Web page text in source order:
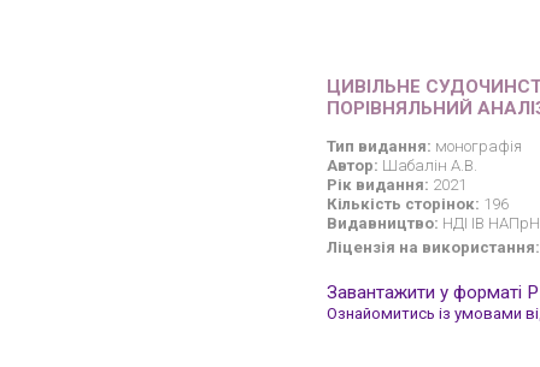
ЦИВІЛЬНЕ
ПОРІВНЯЛЬНИЙ
Тип видання: монографія
Автор: Шабалін А.В.
Рік видання: 2021
Кількість сторінок: 196
Видавництво: НДІ ІВ НАПрН
Ліцензія на використання:
Завантажити у форматі
Ознайомитись із умовами